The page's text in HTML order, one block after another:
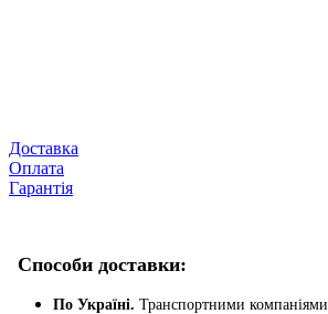
Доставка
Оплата
Гарантія
Способи доставки:
По Україні. Транспортними компаніями